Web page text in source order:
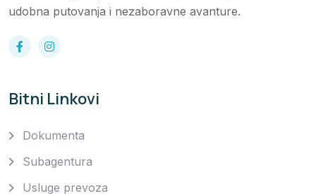
udobna putovanja i nezaboravne avanture.
Bitni Linkovi
Dokumenta
Subagentura
Usluge prevoza